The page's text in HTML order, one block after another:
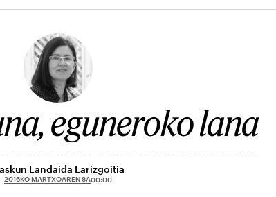
eguneroko lana
Landaida Larizgoitia
2016KO MARTXOAREN 8A00:00